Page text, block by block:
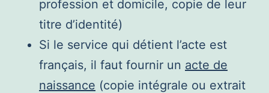
profession et domicile, copie de leur
titre d’identité)
Si le service qui détient l’acte est
français, il faut fournir un acte de
naissance (copie intégrale ou extrait